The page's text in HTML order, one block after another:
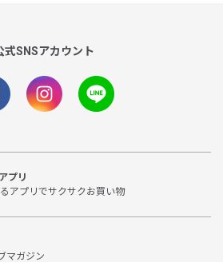
式SNSアカウント
プリ
アプリでサクサクお買い物
マガジン